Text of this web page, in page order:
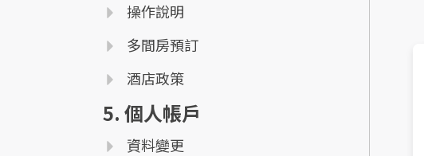
操作說明
多間房預訂
酒店政策
5. 個人帳戶
資料變更